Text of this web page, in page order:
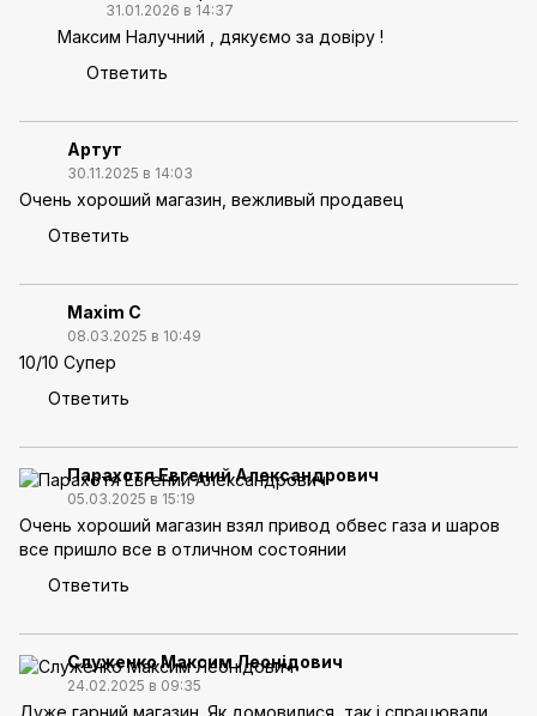
31.01.2026 в 14:37
Максим Налучний , дякуємо за довіру !
Ответить
Артут
30.11.2025 в 14:03
Очень хороший магазин, вежливый продавец
Ответить
Maxim C
08.03.2025 в 10:49
10/10 Супер
Ответить
Парахотя Евгений Александрович
05.03.2025 в 15:19
Очень хороший магазин взял привод обвес газа и шаров
все пришло все в отличном состоянии
Ответить
Служенко Максим Леонідович
24.02.2025 в 09:35
Дуже гарний магазин. Як домовилися, так і спрацювали.